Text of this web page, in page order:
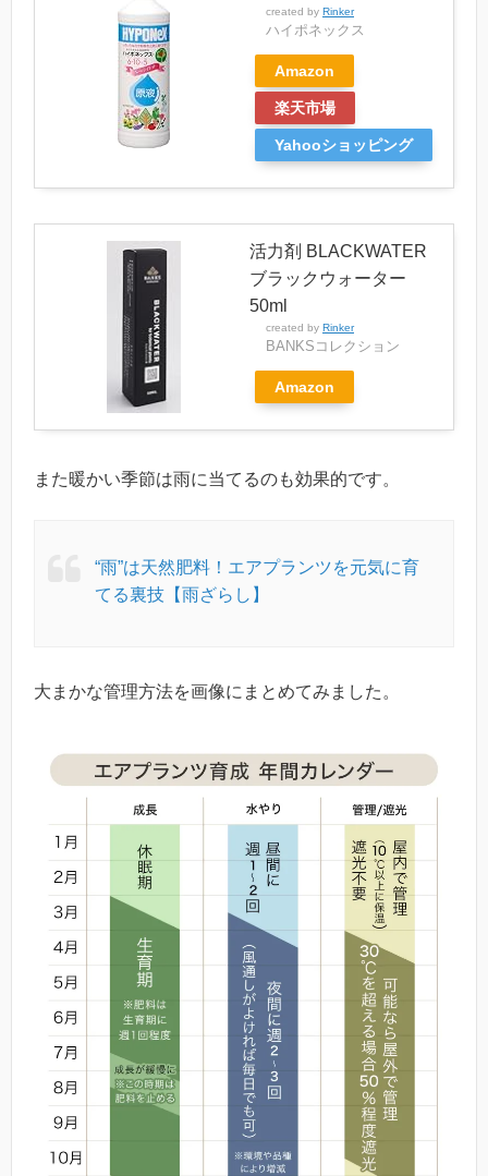
created by Rinker
‎ハイポネックス
Amazon
楽天市場
Yahooショッピング
活力剤 BLACKWATER
ブラックウォーター
50ml
created by Rinker
BANKSコレクション
Amazon
また暖かい季節は雨に当てるのも効果的です。
“雨”は天然肥料！エアプランツを元気に育
てる裏技【雨ざらし】
大まかな管理方法を画像にまとめてみました。